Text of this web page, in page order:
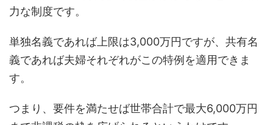
力な制度です。
単独名義であれば上限は3,000万円ですが、共有名
義であれば夫婦それぞれがこの特例を適用できま
す。
つまり、要件を満たせば世帯合計で最大6,000万円